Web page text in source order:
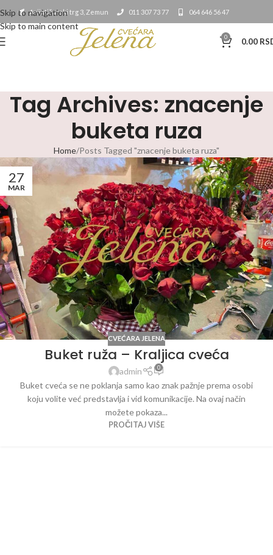
Skip to navigation
Skip to main content
Avijatičarski trg 3, Zemun 011 307 73 77 064 646 56 47
0 0.00
Tag Archives: znacenje
buketa ruza
Home Posts Tagged "znacenje buketa ruza"
27
MAR
CVEĆARA JELENA
Buket ruža – Kraljica cveća
admin 0
Buket cveća se ne poklanja samo kao znak pažnje prema osobi
koju volite već predstavlja i vid komunikacije. Na ovaj način
možete pokaza...
PROČITAJ VIŠE